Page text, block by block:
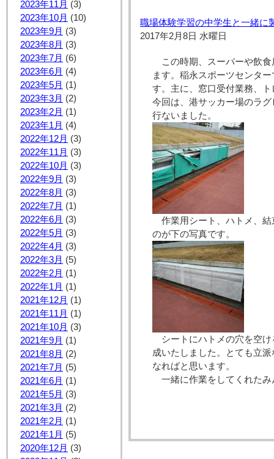
2023年11月 (3)
2023年10月 (10)
2023年9月 (3)
2023年8月 (3)
2023年7月 (6)
2023年6月 (4)
2023年5月 (1)
2023年3月 (2)
2023年2月 (1)
2023年1月 (4)
2022年12月 (3)
2022年11月 (3)
2022年10月 (3)
2022年9月 (3)
2022年8月 (3)
2022年7月 (1)
2022年6月 (3)
2022年5月 (3)
2022年4月 (3)
2022年3月 (5)
2022年2月 (1)
2022年1月 (1)
2021年12月 (1)
2021年11月 (1)
2021年10月 (3)
2021年9月 (1)
2021年8月 (2)
2021年7月 (5)
2021年6月 (1)
2021年5月 (3)
2021年3月 (2)
2021年2月 (1)
2021年1月 (5)
2020年12月 (3)
職場体験学習の中学生と一緒に
2017年2月8日 水曜日
この時期、スーパーや飲
ます。稲永スポーツセンタ
す。主に、窓口受付業務、
今回は、港サッカー場のラ
行ないました。
作業用シート、ハトメ、結
のが下の写真です。
シートにハトメの穴を空け
成いたしました。とても立
なればと思います。
一緒に作業をしてくれたみ